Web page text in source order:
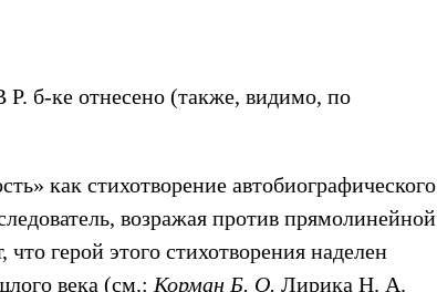
Р. б-ке отнесено (также, видимо, по
как стихотворение автобиографического
возражая против прямолинейной
герой этого стихотворения наделен
века (см.: Корман Б. О. Лирика Н. А.